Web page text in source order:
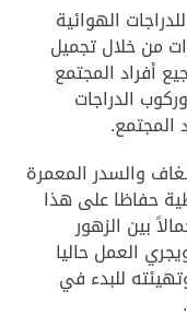
الهوائية
4 كيلو مترات من خلال تجميل
أفراد المجتمع
الدراجات
المجتمع.
والسدر المعمرة
حفاظا على هذا
بين الزهور
العمل حاليا
للبدء في